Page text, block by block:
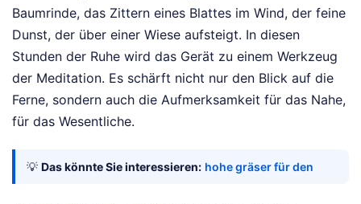
Baumrinde, das Zittern eines Blattes im Wind, der feine
Dunst, der über einer Wiese aufsteigt. In diesen
Stunden der Ruhe wird das Gerät zu einem Werkzeug
der Meditation. Es schärft nicht nur den Blick auf die
Ferne, sondern auch die Aufmerksamkeit für das Nahe,
für das Wesentliche.
💡 Das könnte Sie interessieren: hohe gräser für den